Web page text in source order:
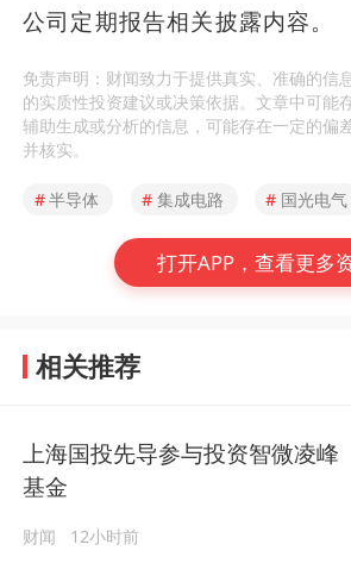
公司定期报告相关披露内容。
免责声明：财闻致力于提供真实、准确的信
的实质性投资建议或决策依据。文章中可能
辅助生成或分析的信息，可能存在一定的偏
并核实。
#半导体 # 集成电路 # 国光电气
打开APP，查看更多
相关推荐
上海国投先导参与投资智微凌峰
基金
财闻 12小时前